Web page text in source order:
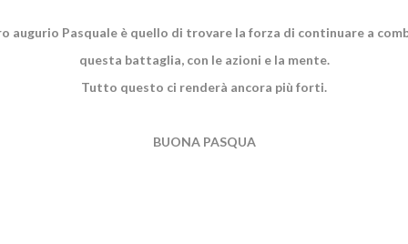
augurio Pasquale è quello di trovare la forza di continuare a
questa battaglia, con le azioni e la mente.
Tutto questo ci renderà ancora più forti.
BUONA PASQUA